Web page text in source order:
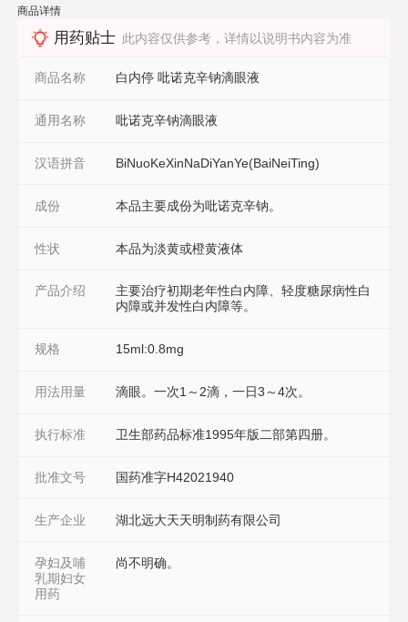
商品详情
用药贴士 此内容仅供参考，详情以说明书内容为准
商品名称 白内停 吡诺克辛钠滴眼液
通用名称 吡诺克辛钠滴眼液
汉语拼音 BiNuoKeXinNaDiYanYe(BaiNeiTing)
成份 本品主要成份为吡诺克辛钠。
性状 本品为淡黄或橙黄液体
产品介绍
主要治疗初期老年性白内障、轻度糖尿病性白
内障或并发性白内障等。
规格 15ml:0.8mg
用法用量 滴眼。一次1～2滴，一日3～4次。
执行标准 卫生部药品标准1995年版二部第四册。
批准文号 国药准字H42021940
生产企业 湖北远大天天明制药有限公司
孕妇及哺
乳期妇女
用药
尚不明确。